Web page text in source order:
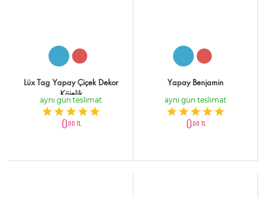
Lüx Tag Yapay Çiçek Dekor
Köielik
aynı gün teslimat
0,00 TL
Yapay Benjamin
aynı gün teslimat
0,00 TL